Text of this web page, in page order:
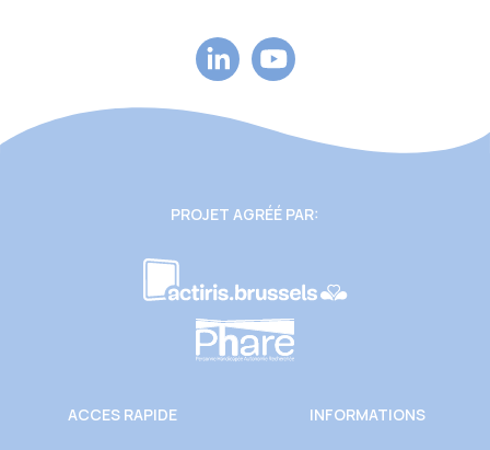
ACCES RAPIDE INFORMATIONS
PROJET AGRÉÉ PAR: